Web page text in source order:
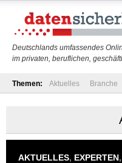
Deutschlands umfassendes
im privaten, beruflichen,
Themen: Aktuelles Branche
AKTUELLES, EXPERTEN,